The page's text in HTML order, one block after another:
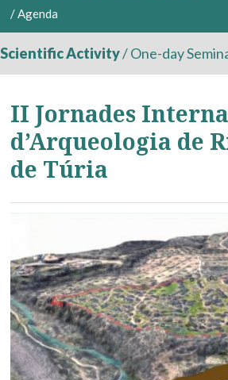
/Agenda
Scientific Activity/One-day
II Jornades
d’Arqueologia de
de Túria